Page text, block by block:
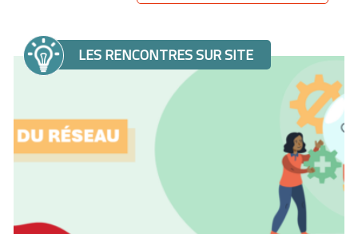
LES RENCONTRES SUR SITE